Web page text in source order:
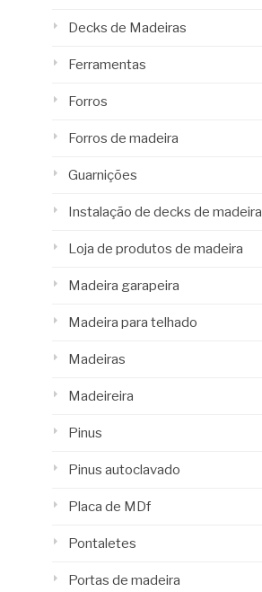
Decks de Madeiras
Ferramentas
Forros
Forros de madeira
Guarnições
Instalação de decks de madeira
Loja de produtos de madeira
Madeira garapeira
Madeira para telhado
Madeiras
Madeireira
Pinus
Pinus autoclavado
Placa de MDf
Pontaletes
Portas de madeira